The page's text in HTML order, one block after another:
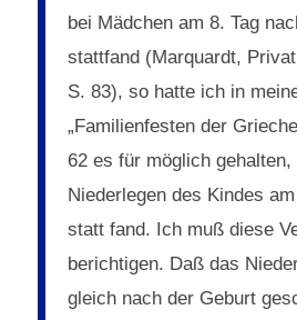
bei Mädchen am 8. Tag
stattfand (Marquardt,
S. 83), so hatte ich in
„Familienfesten der
62 es für möglich
Niederlegen des Kindes
statt fand. Ich muß diese
berichtigen. Daß das
gleich nach der Geburt